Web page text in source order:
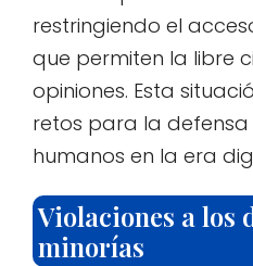
restringiendo el
que permiten la libre
opiniones. Esta
retos para la
humanos en la era
Violaciones a los
minorías